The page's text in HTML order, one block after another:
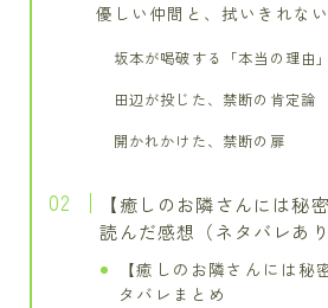
優しい仲間と、拭いきれな
坂本が喝破する「本当の理由」
田辺が投じた、禁断の肯定論
開かれかけた、禁断の扉
【癒しのお隣さんには秘
読んだ感想（ネタバレあり
【癒しのお隣さんには秘
タバレまとめ